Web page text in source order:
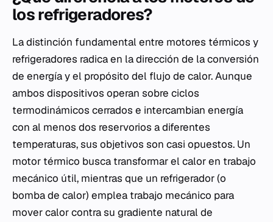
los refrigeradores?
La distinción fundamental entre motores térmicos y
refrigeradores radica en la dirección de la conversión
de energía y el propósito del flujo de calor. Aunque
ambos dispositivos operan sobre ciclos
termodinámicos cerrados e intercambian energía
con al menos dos reservorios a diferentes
temperaturas, sus objetivos son casi opuestos. Un
motor térmico busca transformar el calor en trabajo
mecánico útil, mientras que un refrigerador (o
bomba de calor) emplea trabajo mecánico para
mover calor contra su gradiente natural de